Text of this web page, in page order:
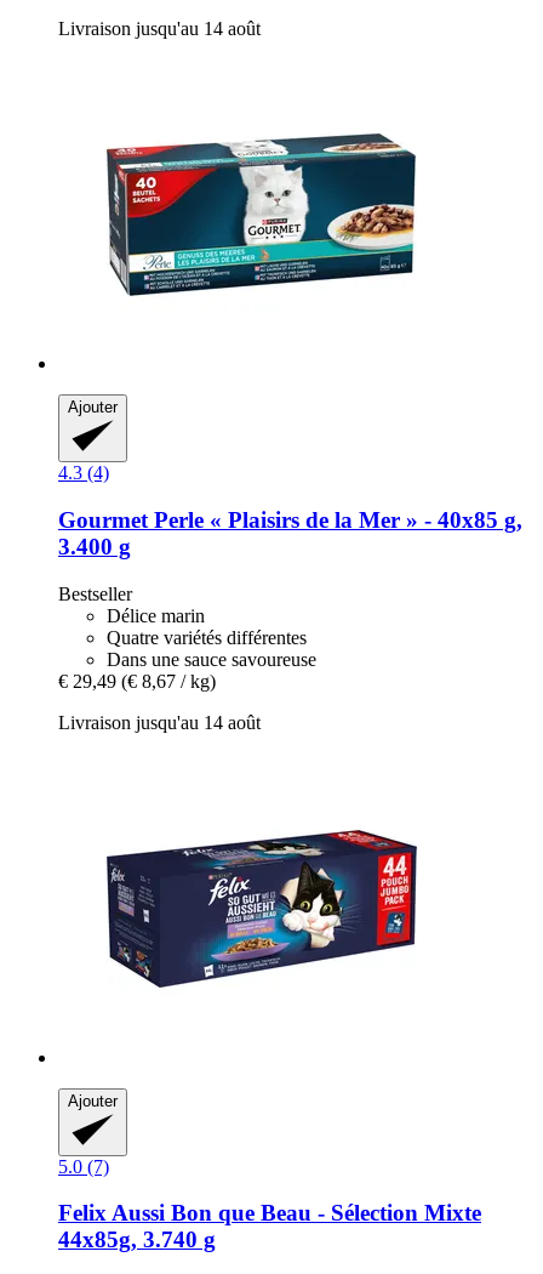
Livraison jusqu'au 14 août
Ajouter
4.3 (4)
Gourmet Perle « Plaisirs de la Mer » -​ 40x85 g,
3.400 g
Bestseller
Délice marin
Quatre variétés différentes
Dans une sauce savoureuse
€ 29,49 (€ 8,67 / kg)
Livraison jusqu'au 14 août
Ajouter
5.0 (7)
FelixAussi Bon que Beau -​ Sélection Mixte
44x85g, 3.740 g